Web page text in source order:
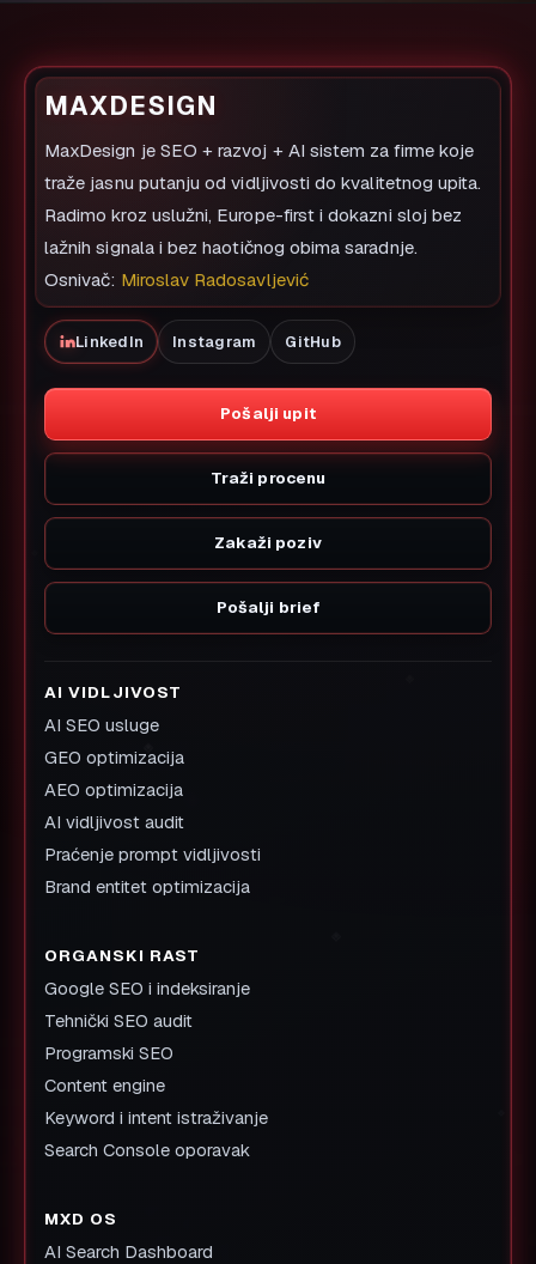
MAXDESIGN
MaxDesign je SEO + razvoj + AI sistem za firme koje
traže jasnu putanju od vidljivosti do kvalitetnog upita.
Radimo kroz uslužni, Europe-first i dokazni sloj bez
lažnih signala i bez haotičnog obima saradnje.
Osnivač: Miroslav Radosavljević
LinkedIn Instagram GitHub
Pošalji upit
Traži procenu
Zakaži poziv
Pošalji brief
AI VIDLJIVOST
AI SEO usluge
GEO optimizacija
AEO optimizacija
AI vidljivost audit
Praćenje prompt vidljivosti
Brand entitet optimizacija
ORGANSKI RAST
Google SEO i indeksiranje
Tehnički SEO audit
Programski SEO
Content engine
Keyword i intent istraživanje
Search Console oporavak
MXD OS
AI Search Dashboard